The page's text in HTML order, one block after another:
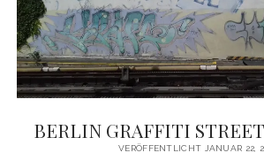
BERLIN GRAFFITI
VERÖFFENTLICHT JANUAR 22,